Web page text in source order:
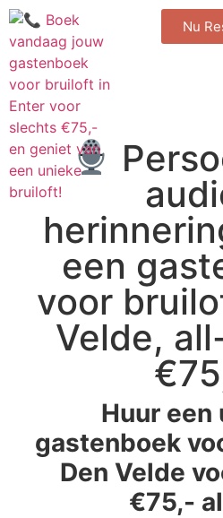
Nu
een
voor
Velde,
Huur een
gastenboek
Den Velde
€75,-